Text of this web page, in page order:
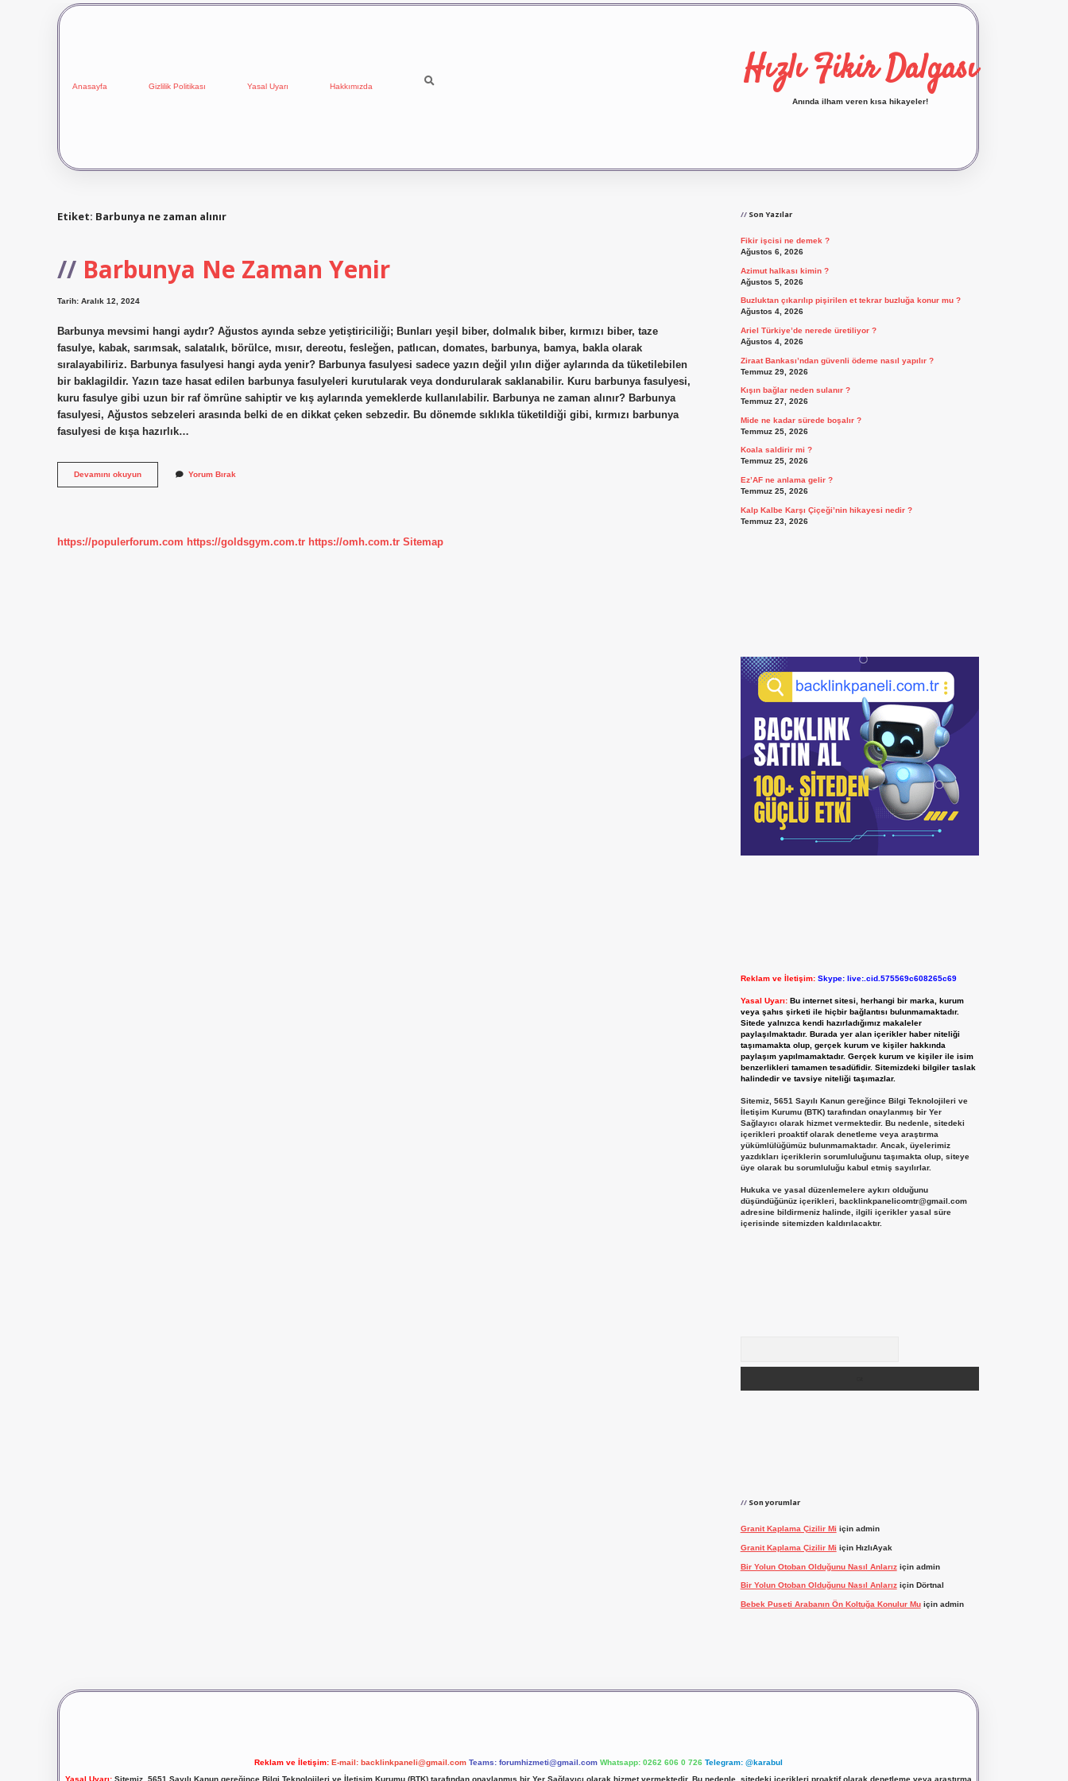
Anasayfa Gizlilik Politikası Yasal Uyarı Hakkımızda Hızlı Fikir Dalgası
Anında ilham veren kısa hikayeler!
Etiket: Barbunya ne zaman alınır
Barbunya Ne Zaman Yenir
Tarih: Aralık 12, 2024
Barbunya mevsimi hangi aydır? Ağustos ayında sebze yetiştiriciliği; Bunları yeşil biber, dolmalık biber, kırmızı biber, taze
fasulye, kabak, sarımsak, salatalık, börülce, mısır, dereotu, fesleğen, patlıcan, domates, barbunya, bamya, bakla olarak
sıralayabiliriz. Barbunya fasulyesi hangi ayda yenir? Barbunya fasulyesi sadece yazın değil yılın diğer aylarında da tüketilebilen
bir baklagildir. Yazın taze hasat edilen barbunya fasulyeleri kurutularak veya dondurularak saklanabilir. Kuru barbunya fasulyesi,
kuru fasulye gibi uzun bir raf ömrüne sahiptir ve kış aylarında yemeklerde kullanılabilir. Barbunya ne zaman alınır? Barbunya
fasulyesi, Ağustos sebzeleri arasında belki de en dikkat çeken sebzedir. Bu dönemde sıklıkla tüketildiği gibi, kırmızı barbunya
fasulyesi de kışa hazırlık…
Devamını okuyunBarbunya
Ne
Yorum Bırak
https://populerforum.com https://goldsgym.com.tr https://omh.com.tr Sitemap
Son Yazılar
Fikir işcisi ne demek ?
Ağustos 6, 2026
Azimut halkası kimin ?
Ağustos 5, 2026
Buzluktan çıkarılıp pişirilen et tekrar buzluğa konur mu ?
Ağustos 4, 2026
Ariel Türkiye’de nerede üretiliyor ?
Ağustos 4, 2026
Ziraat Bankası’ndan güvenli ödeme nasıl yapılır ?
Temmuz 29, 2026
Kışın bağlar neden sulanır ?
Temmuz 27, 2026
Mide ne kadar sürede boşalır ?
Temmuz 25, 2026
Koala saldirir mi ?
Temmuz 25, 2026
Ez’AF ne anlama gelir ?
Temmuz 25, 2026
Kalp Kalbe Karşı Çiçeği’nin hikayesi nedir ?
Temmuz 23, 2026
Reklam ve İletişim: Skype: live:.cid.575569c608265c69
Yasal Uyarı: Bu internet sitesi, herhangi bir marka, kurum
veya şahıs şirketi ile hiçbir bağlantısı bulunmamaktadır.
Sitede yalnızca kendi hazırladığımız makaleler
paylaşılmaktadır. Burada yer alan içerikler haber niteliği
taşımamakta olup, gerçek kurum ve kişiler hakkında
paylaşım yapılmamaktadır. Gerçek kurum ve kişiler ile isim
benzerlikleri tamamen tesadüfidir. Sitemizdeki bilgiler taslak
halindedir ve tavsiye niteliği taşımazlar.
Sitemiz, 5651 Sayılı Kanun gereğince Bilgi Teknolojileri ve
İletişim Kurumu (BTK) tarafından onaylanmış bir Yer
Sağlayıcı olarak hizmet vermektedir. Bu nedenle, sitedeki
içerikleri proaktif olarak denetleme veya araştırma
yükümlülüğümüz bulunmamaktadır. Ancak, üyelerimiz
yazdıkları içeriklerin sorumluluğunu taşımakta olup, siteye
üye olarak bu sorumluluğu kabul etmiş sayılırlar.
Hukuka ve yasal düzenlemelere aykırı olduğunu
düşündüğünüz içerikleri, backlinkpanelicomtr@gmail.com
adresine bildirmeniz halinde, ilgili içerikler yasal süre
içerisinde sitemizden kaldırılacaktır.
Son yorumlar
Granit Kaplama Çizilir Mi için admin
Granit Kaplama Çizilir Mi için HızlıAyak
Bir Yolun Otoban Olduğunu Nasıl Anlarıziçin admin
Bir Yolun Otoban Olduğunu Nasıl Anlarıziçin Dörtnal
Bebek Puseti Arabanın Ön Koltuğa Konulur Muiçin admin
Reklam ve İletişim: E-mail: backlinkpaneli@gmail.com Teams: forumhizmeti@gmail.com Whatsapp: 0262 606 0 726 Telegram: @karabul
Yasal Uyarı:Sitemiz, 5651 Sayılı Kanun gereğince Bilgi Teknolojileri ve İletişim Kurumu (BTK) tarafından onaylanmış bir Yer Sağlayıcı olarak hizmet vermektedir. Bu nedenle, sitedeki içerikleri proaktif olarak denetleme veya araştırma